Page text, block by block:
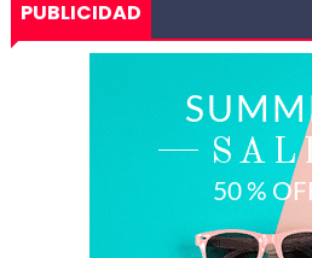
PUBLICIDAD